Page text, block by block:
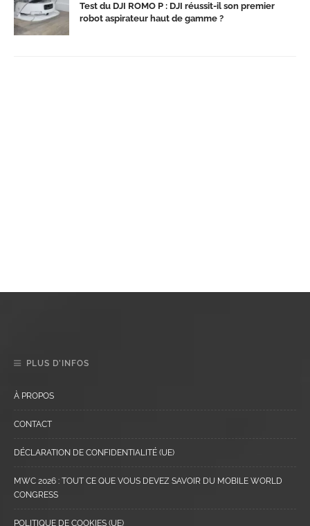
Test du DJI ROMO P : DJI réussit-il son premier
robot aspirateur haut de gamme ?
PLUS D’INFOS
À PROPOS
CONTACT
DÉCLARATION DE CONFIDENTIALITÉ (UE)
MWC 2026 : TOUT CE QUE VOUS DEVEZ SAVOIR DU MOBILE WORLD
CONGRESS
POLITIQUE DE COOKIES (UE)